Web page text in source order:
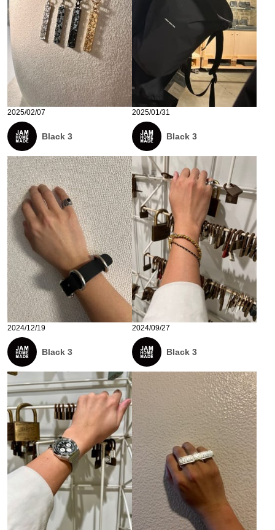
2025/02/07
Black 3
2025/01/31
Black 3
2024/12/19
Black 3
2024/09/27
Black 3